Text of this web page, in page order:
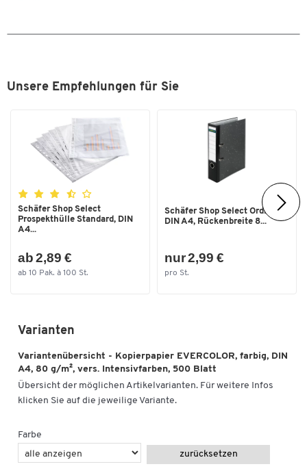
Unsere Empfehlungen für Sie
Schäfer Shop Select
Prospekthülle Standard, DIN
A4...
ab 2,89 €
ab 10 Pak. à 100 St.
Schäfer Shop Select Ordner,
DIN A4, Rückenbreite 8...
nur 2,99 €
pro St.
Varianten
Variantenübersicht - Kopierpapier EVERCOLOR, farbig, DIN
A4, 80 g/m², vers. Intensivfarben, 500 Blatt
Übersicht der möglichen Artikelvarianten. Für weitere Infos
klicken Sie auf die jeweilige Variante.
Farbe
zurücksetzen